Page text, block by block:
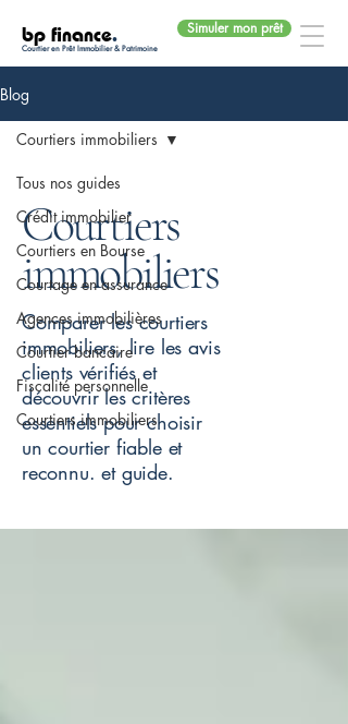
bp finance.
Courtier en Prêt Immobilier & Patrimoine
Simuler mon prêt
Blog
Tous nos guides
Crédit immobilier
Courtiers en Bourse
Courtage en assurance
Agences immobilières
Courtier bancaire
Fiscalité personnelle
Courtiers immobiliers
Courtiers immobiliers
Courtiers
immobiliers
Comparer les courtiers
immobiliers, lire les avis
clients vérifiés et
découvrir les critères
essentiels pour choisir
un courtier fiable et
reconnu. et guide.